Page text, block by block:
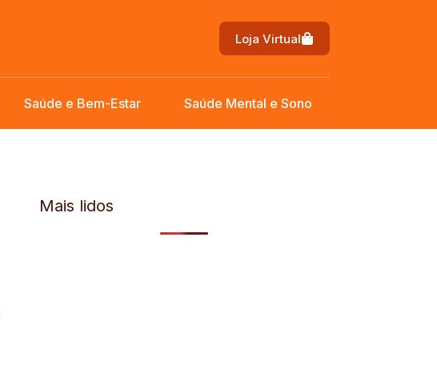
Loja Virtual
Saúde e Bem-Estar Saúde Mental e Sono
Mais lidos